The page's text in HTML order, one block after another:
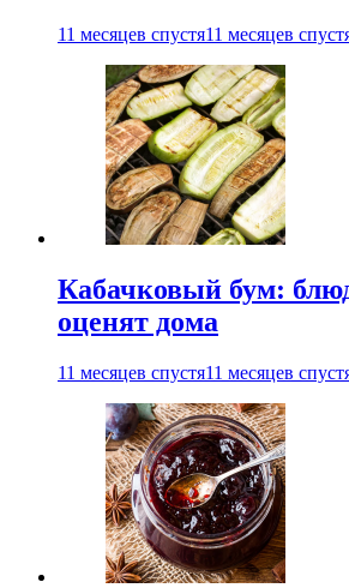
11 месяцев спустя11 месяцев
Кабачковый бум:
оценят дома
11 месяцев спустя11 месяцев